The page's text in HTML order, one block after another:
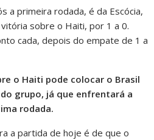
a primeira rodada, é da Escócia,
sobre o Haiti, por 1 a 0.
cada, depois do empate de 1 a
o Haiti pode colocar o Brasil
grupo, já que enfrentará a
rodada.
a partida de hoje é de que o